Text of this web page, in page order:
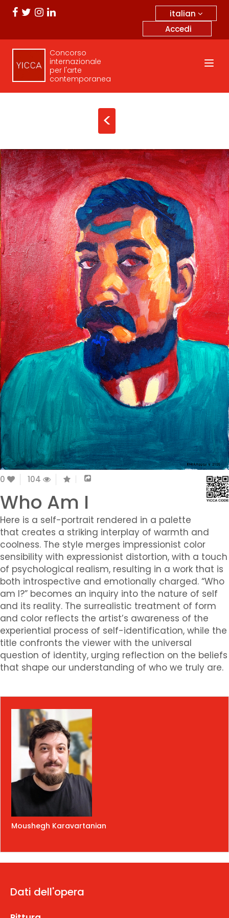
italian
Accedi
Concorso
internazionale
per l'arte
contemporanea
<
0 104
Who Am I
Here is a self-portrait rendered in a palette
that creates a striking interplay of warmth and
coolness. The style merges impressionist color
sensibility with expressionist distortion, with a touch
of psychological realism, resulting in a work that is
both introspective and emotionally charged. “Who
am I?” becomes an inquiry into the nature of self
and its reality. The surrealistic treatment of form
and color reflects the artist’s awareness of the
experiential process of self-identification, while the
title confronts the viewer with the universal
question of identity, urging reflection on the beliefs
that shape our understanding of who we truly are.
Moushegh Karavartanian
Dati dell'opera